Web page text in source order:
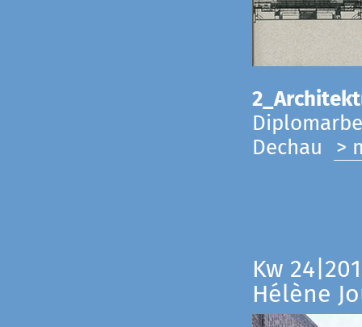
Dechau
>
Kw
Hélène